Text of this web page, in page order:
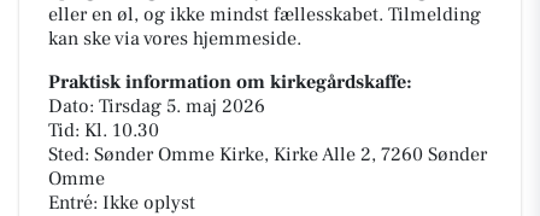
eller en øl, og ikke mindst fællesskabet. Tilmelding
kan ske via vores hjemmeside.
Praktisk information om kirkegårdskaffe:
Dato: Tirsdag 5. maj 2026
Tid: Kl. 10.30
Sted: Sønder Omme Kirke, Kirke Alle 2, 7260 Sønder
Omme
Entré: Ikke oplyst